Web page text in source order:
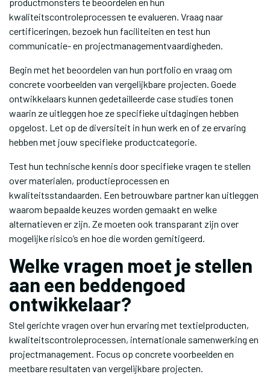
kwaliteitscontroleprocessen te evalueren. Vraag naar
certificeringen, bezoek hun faciliteiten en test hun
communicatie- en projectmanagementvaardigheden.
Begin met het beoordelen van hun portfolio en vraag om
concrete voorbeelden van vergelijkbare projecten. Goede
ontwikkelaars kunnen gedetailleerde case studies tonen
waarin ze uitleggen hoe ze specifieke uitdagingen hebben
opgelost. Let op de diversiteit in hun werk en of ze ervaring
hebben met jouw specifieke productcategorie.
Test hun technische kennis door specifieke vragen te stellen
over materialen, productieprocessen en
kwaliteitsstandaarden. Een betrouwbare partner kan uitleggen
waarom bepaalde keuzes worden gemaakt en welke
alternatieven er zijn. Ze moeten ook transparant zijn over
mogelijke risico’s en hoe die worden gemitigeerd.
Welke vragen moet je stellen
aan een beddengoed
ontwikkelaar?
Stel gerichte vragen over hun ervaring met textielproducten,
kwaliteitscontroleprocessen, internationale samenwerking en
projectmanagement. Focus op concrete voorbeelden en
meetbare resultaten van vergelijkbare projecten.